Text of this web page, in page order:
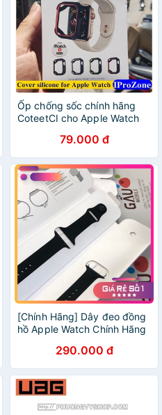
Ốp chống sốc chính hãng
CoteetCI cho Apple Watch
79.000 đ
[Chính Hãng] Dây đeo đồng
hồ Apple Watch Chính Hãng
290.000 đ